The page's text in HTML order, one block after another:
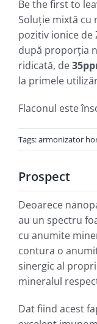
Be the first to
Soluţie mixtă cu
pozitiv ionice de
după proporţia
ridicată, de
la primele
Flaconul este
Tags:armonizator
Prospect
Deoarece
au un spectru
cu anumite
contura o
sinergic al
mineralul
Dat fiind acest